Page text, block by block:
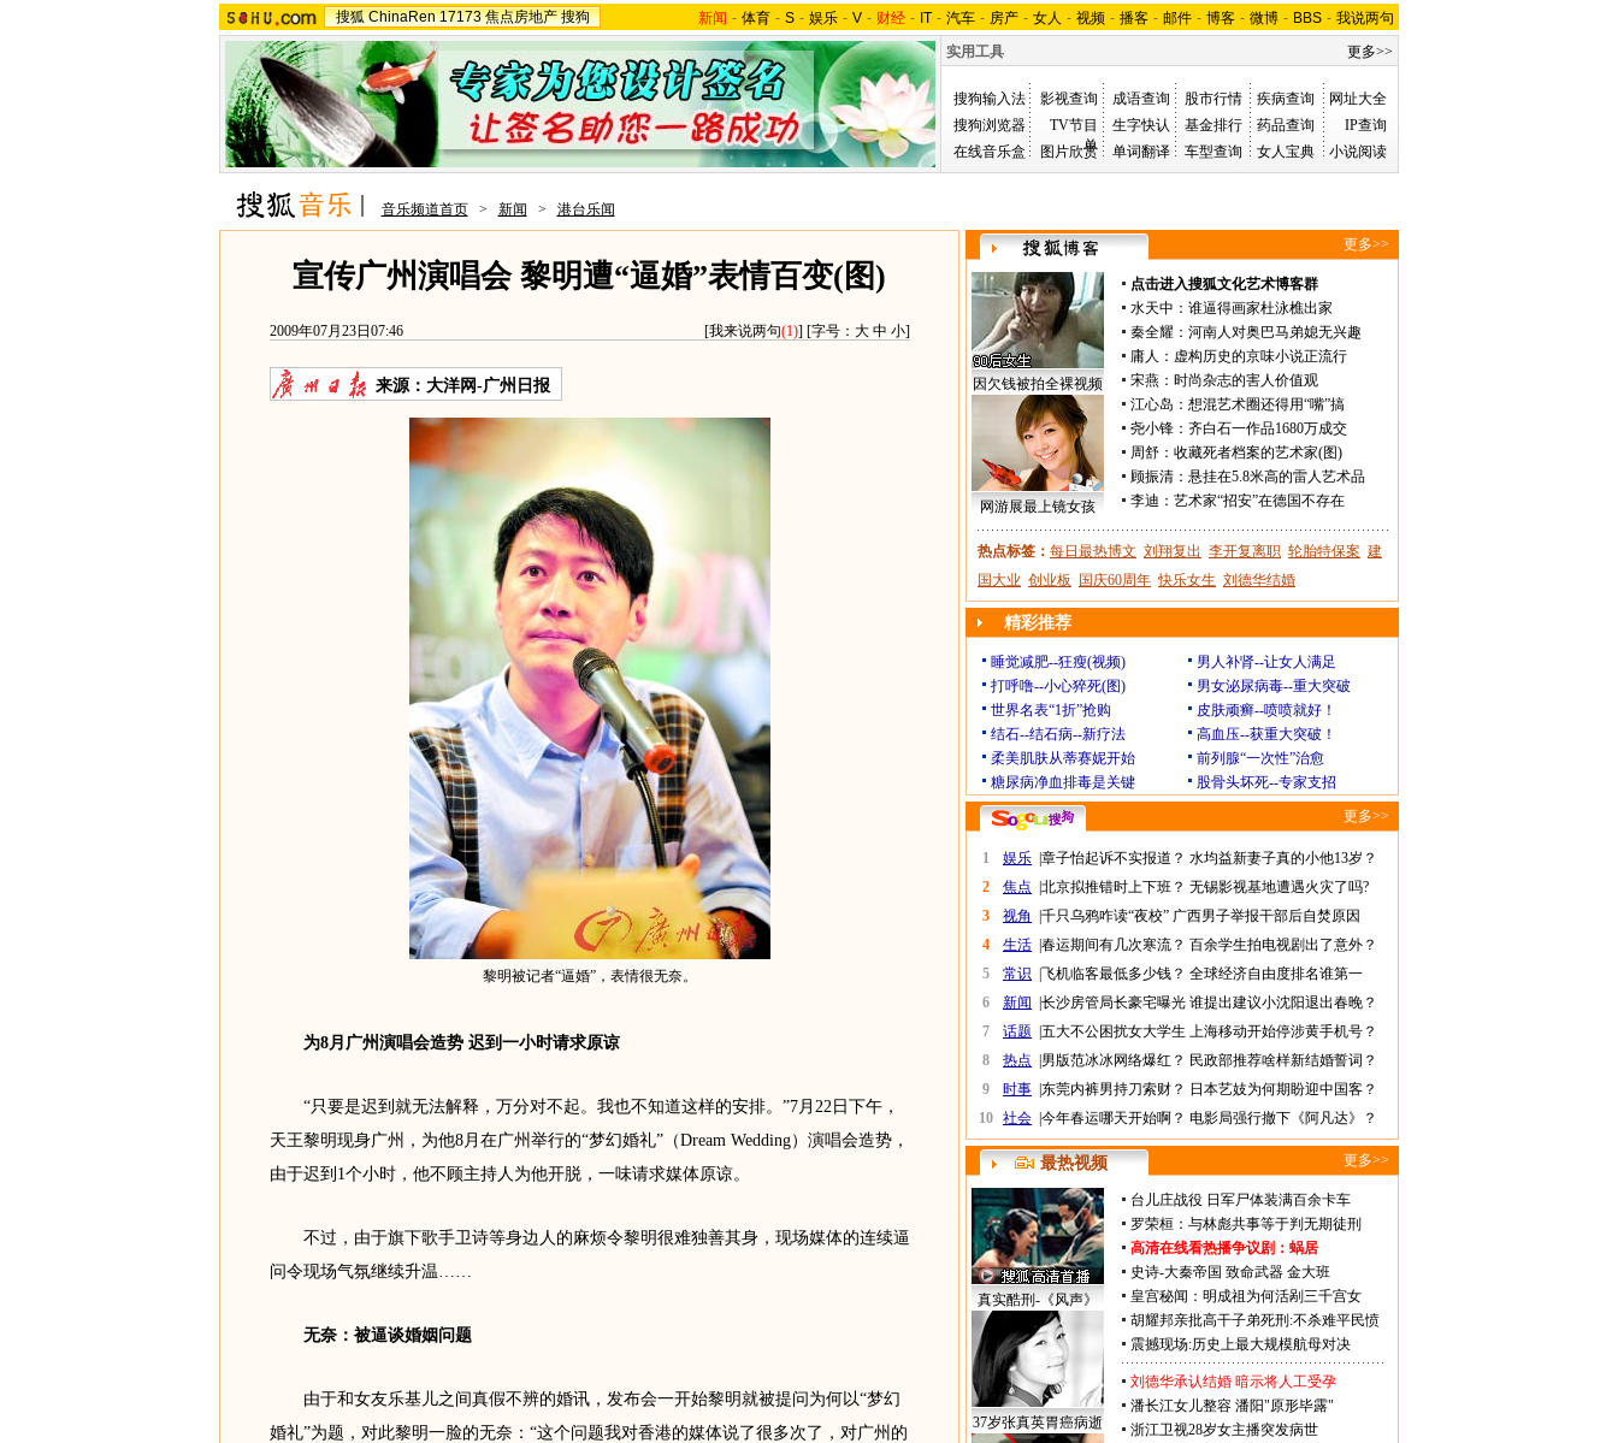
搜狐 ChinaRen 17173 焦点房地产 搜狗 新闻 - 体育 - S - 娱乐 - V - 财经 - IT - 汽车 - 房产 - 女人 - 视频 - 播客 - 邮件 - 博客 - 微博 - BBS - 我说两句
实用工具
更多>>
搜狗输入法 影视查询 成语查询 股市行情 疾病查询
网址大全
搜狗浏览器
TV节目
单
生字快认 基金排行 药品查询
IP查询
在线音乐盒
图片欣赏 单词翻译 车型查询 女人宝典 小说阅读
音乐频道首页 > 新闻 > 港台乐闻
宣传广州演唱会 黎明遭“逼婚”表情百变(图)
2009年07月23日07:46 [我来说两句(1)] [字号： 大 中 小]
来源： 大洋网-广州日报
黎明被记者“逼婚”，表情很无奈。
为8月广州演唱会造势 迟到一小时请求原谅
“只要是迟到就无法解释，万分对不起。我也不知道这样的安排。”7月22日下午，
天王黎明现身广州，为他8月在广州举行的“梦幻婚礼”（Dream Wedding）演唱会造势，
由于迟到1个小时，他不顾主持人为他开脱，一味请求媒体原谅。
不过，由于旗下歌手卫诗等身边人的麻烦令黎明很难独善其身，现场媒体的连续逼
问令现场气氛继续升温……
无奈：被逼谈婚姻问题
由于和女友乐基儿之间真假不辨的婚讯，发布会一开始黎明就被提问为何以“梦幻
婚礼”为题，对此黎明一脸的无奈：“这个问题我对香港的媒体说了很多次了，对广州的
更多>>
因欠钱被拍全裸视频
网游展最上镜女孩
点击进入搜狐文化艺术博客群
水天中 ： 谁逼得画家杜泳樵出家
秦全耀 ： 河南人对奥巴马弟媳无兴趣
庸人 ： 虚构历史的京味小说正流行
宋燕 ： 时尚杂志的害人价值观
江心岛 ： 想混艺术圈还得用“嘴”搞
尧小锋 ： 齐白石一作品1680万成交
周舒 ： 收藏死者档案的艺术家(图)
顾振清 ： 悬挂在5.8米高的雷人艺术品
李迪 ： 艺术家“招安”在德国不存在
热点标签： 每日最热博文 刘翔复出 李开复离职 轮胎特保案 建
国大业 创业板 国庆60周年 快乐女生 刘德华结婚
精彩推荐
睡觉减肥--狂瘦(视频)
男人补肾--让女人满足
打呼噜--小心猝死(图)
男女泌尿病毒--重大突破
世界名表“1折”抢购
皮肤顽癣--喷喷就好！
结石--结石病--新疗法
高血压--获重大突破！
柔美肌肤从蒂赛妮开始
前列腺“一次性”治愈
糖尿病净血排毒是关键
股骨头坏死--专家支招
更多>>
1 娱乐 章子怡起诉不实报道？ 水均益新妻子真的小他13岁？
2
焦点 北京拟推错时上下班？ 无锡影视基地遭遇火灾了吗?
3
视角 千只乌鸦咋读“夜校” 广西男子举报干部后自焚原因
4
生活 春运期间有几次寒流？ 百余学生拍电视剧出了意外？
5
常识 飞机临客最低多少钱？ 全球经济自由度排名谁第一
6
新闻 长沙房管局长豪宅曝光 谁提出建议小沈阳退出春晚？
7
话题 五大不公困扰女大学生 上海移动开始停涉黄手机号？
8
热点 男版范冰冰网络爆红？ 民政部推荐啥样新结婚誓词？
9
时事 东莞内裤男持刀索财？ 日本艺妓为何期盼迎中国客？
10 社会 今年春运哪天开始啊？ 电影局强行撤下《阿凡达》？
最热视频 更多>>
真实酷刑-《风声》
37岁张真英胃癌病逝
台儿庄战役 日军尸体装满百余卡车
罗荣桓：与林彪共事等于判无期徒刑
高清在线看热播争议剧： 蜗居
史诗-大秦帝国 致命武器 金大班
皇宫秘闻：明成祖为何活剐三千宫女
胡耀邦亲批高干子弟死刑:不杀难平民愤
震撼现场:历史上最大规模航母对决
刘德华承认结婚 暗示将人工受孕
潘长江女儿整容 潘阳"原形毕露"
浙江卫视28岁女主播突发病世